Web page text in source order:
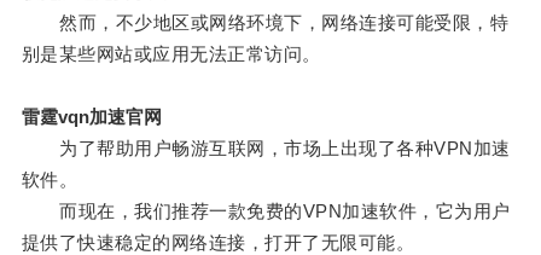
然而，不少地区或网络环境下，网络连接可能受限，特
别是某些网站或应用无法正常访问。
雷霆vqn加速官网
为了帮助用户畅游互联网，市场上出现了各种VPN加速
软件。
而现在，我们推荐一款免费的VPN加速软件，它为用户
提供了快速稳定的网络连接，打开了无限可能。